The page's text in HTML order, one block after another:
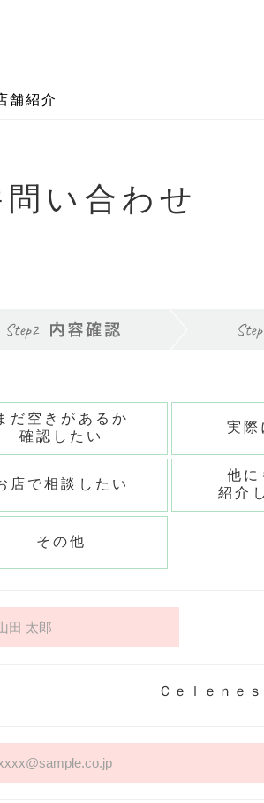
舗紹介
い合わせ
だ空きがあるか
確認したい
実際
店で相談したい
他に
紹介
その他
Ｃｅｌｅｎｅ